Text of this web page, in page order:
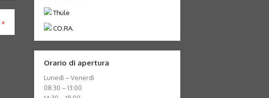
»
Thule
CO.RA.
Orario di apertura
Lunedì – Venerdì
08:30 – 13:00